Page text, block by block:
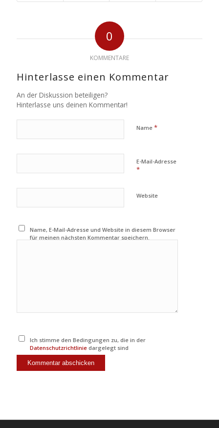
0
KOMMENTARE
Hinterlasse einen Kommentar
An der Diskussion beteiligen?
Hinterlasse uns deinen Kommentar!
Name *
E-Mail-Adresse
*
Website
Name, E-Mail-Adresse und Website in diesem Browser
für meinen nächsten Kommentar speichern.
Ich stimme den Bedingungen zu, die in der
Datenschutzrichtlinie dargelegt sind